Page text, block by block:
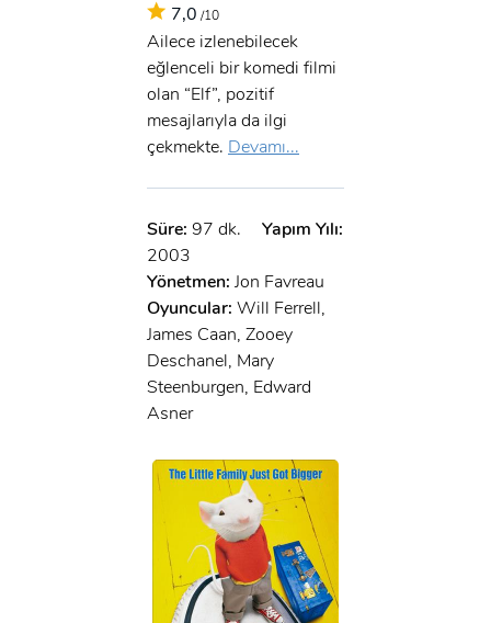
7,0 /10
Ailece izlenebilecek
eğlenceli bir komedi filmi
olan “Elf”, pozitif
mesajlarıyla da ilgi
çekmekte. Devamı...
Süre: 97 dk.
Yapım Yılı:
2003
Yönetmen: Jon Favreau
Oyuncular: Will Ferrell,
James Caan, Zooey
Deschanel, Mary
Steenburgen, Edward
Asner